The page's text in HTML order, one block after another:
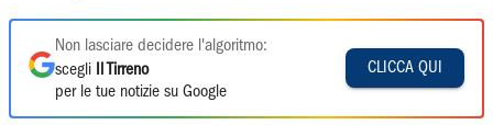
Non lasciare decidere l'algoritmo:
scegli
Il Tirreno
per le tue notizie su Google
CLICCA QUI